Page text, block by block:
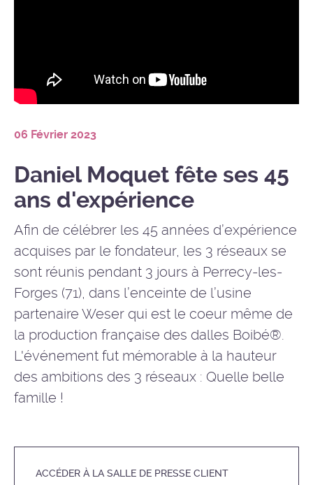
06 Février 2023
Daniel Moquet fête ses 45
ans d'expérience
Afin de célébrer les 45 années d’expérience
acquises par le fondateur, les 3 réseaux se
sont réunis pendant 3 jours à Perrecy-les-
Forges (71), dans l’enceinte de l’usine
partenaire Weser qui est le coeur même de
la production française des dalles Boibé®.
L'événement fut mémorable à la hauteur
des ambitions des 3 réseaux : Quelle belle
famille !
ACCÉDER À LA SALLE DE PRESSE CLIENT